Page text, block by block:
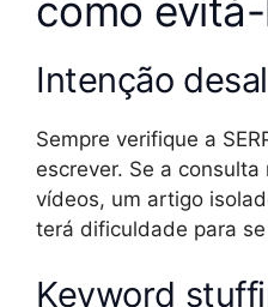
como
Intenção
Sempre verifique a
escrever. Se a
vídeos, um artigo
terá dificuldade para
Keyword